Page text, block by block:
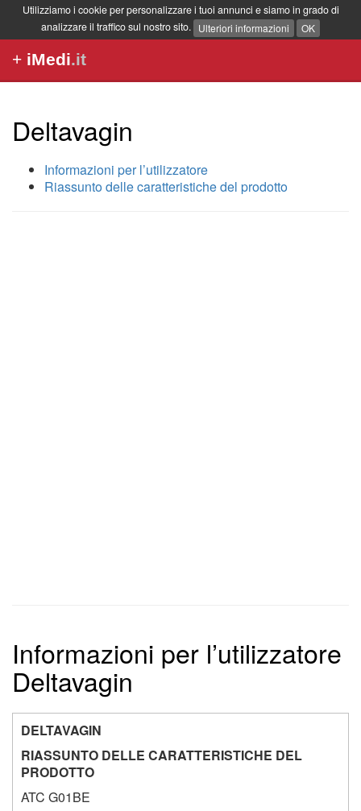
Utilizziamo i cookie per personalizzare i tuoi annunci e siamo in grado di
analizzare il traffico sul nostro sito. Ulteriori informazioni OK
+ iMedi.it
Deltavagin
Informazioni per l’utilizzatore
Riassunto delle caratteristiche del prodotto
Informazioni per l’utilizzatore
Deltavagin
DELTAVAGIN
RIASSUNTO DELLE CARATTERISTICHE DEL
PRODOTTO
ATC G01BE